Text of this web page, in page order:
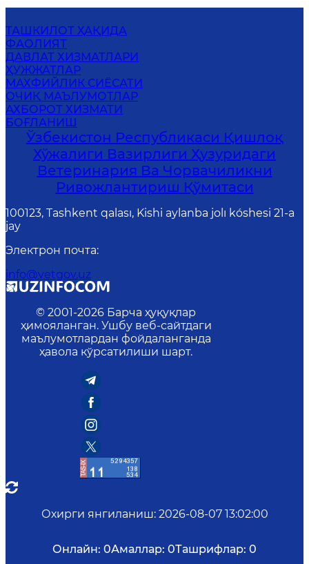
ТАШКИЛОТ ҲАҚИДА
ФАОЛИЯТ
ДАВЛАТ ХИЗМАТЛАРИ
ҲУЖЖАТЛАР
МАХФИЙЛИК СИЁСАТИ
ОЧИҚ МАЪЛУМОТЛАР
АХБОРОТ ХИЗМАТИ
БОҒЛАНИШ
Ўзбекистон Республикаси Қишлоқ
Хўжалиги Вазирлиги Ҳузуридаги
Ветеринария Ва Чорвачиликни
Ривожлантириш Қўмитаси
100123, Tashkent qalası, Kishi aylanba jolı kóshesi 21-a
jay
Электрон почта:
info@vetgov.uz
© 2001-2026 Барча ҳуқуқлар
ҳимояланган. Ушбу веб-сайтдаги
маълумотлардан фойдаланганда
ҳавола кўрсатилиши шарт.
Охирги янгиланиш: 2026-08-07 13:02:00
Онлайн: 0Амаллар: 0Ташрифлар: 0